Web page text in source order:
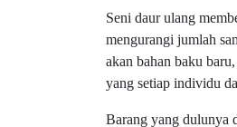
Seni daur ulang
mengurangi jumlah
akan bahan baku
yang setiap individu
Barang yang dulunya